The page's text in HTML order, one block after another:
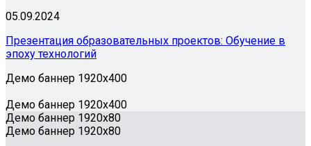
05.09.2024
Презентация образовательных проектов: Обучение в
эпоху технологий
Демо баннер 1920х400
Демо баннер 1920х400
Демо баннер 1920x80
Демо баннер 1920x80